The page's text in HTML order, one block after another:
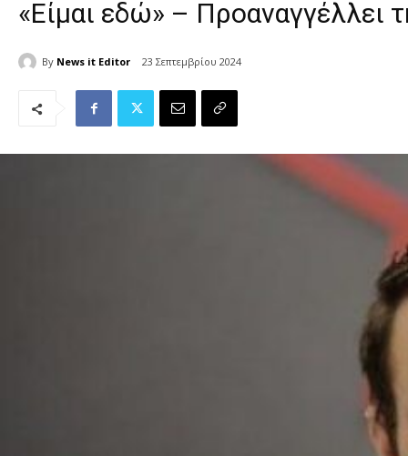
«Είμαι εδώ» – Προαναγγέλλει
By News it Editor 23 Σεπτεμβρίου 2024